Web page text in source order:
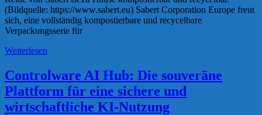
(Bildquelle: https://www.sabert.eu) Sabert Corporation Europe freut
sich, eine vollständig kompostierbare und recycelbare
Verpackungsserie für
Weiterlesen
Controlware AI Hub: Die souveräne
Plattform für eine sichere und
wirtschaftliche KI-Nutzung